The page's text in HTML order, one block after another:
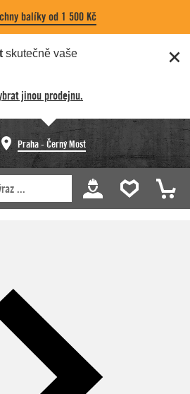
balíky od 1 500 Kč
skutečně vaše
jinou prodejnu.
Praha - Černý Most